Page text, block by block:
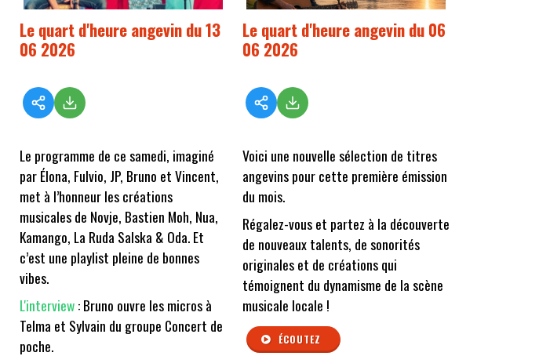
Le quart d'heure angevin du 13
06 2026
Le programme de ce samedi, imaginé
par Élona, Fulvio, JP, Bruno et Vincent,
met à l’honneur les créations
musicales de Novje, Bastien Moh, Nua,
Kamango, La Ruda Salska & Oda. Et
c’est une playlist pleine de bonnes
vibes.
L'interview: Bruno ouvre les micros à
Telma et Sylvain du groupe Concert de
poche.
Le quart d'heure angevin du 06
06 2026
Voici une nouvelle sélection de titres
angevins pour cette première émission
du mois.
Régalez-vous et partez à la découverte
de nouveaux talents, de sonorités
originales et de créations qui
témoignent du dynamisme de la scène
musicale locale !
ÉCOUTEZ